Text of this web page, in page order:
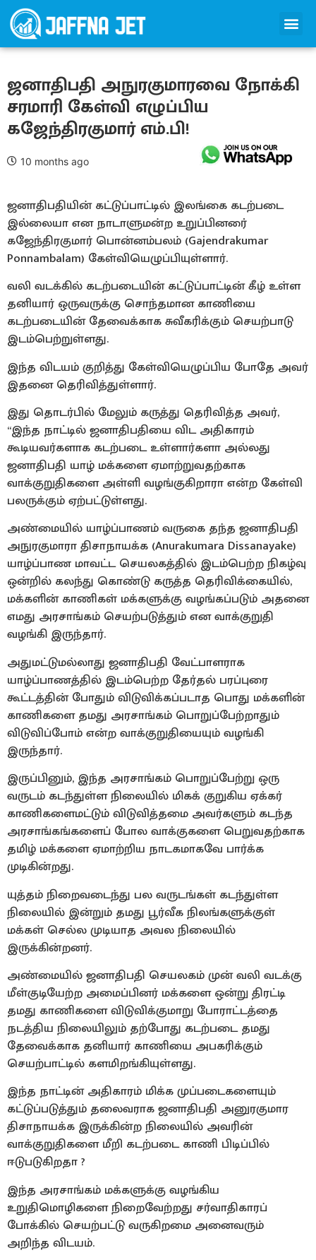
ஜனாதிபதி அநுரகுமாரவை நோக்கி
சரமாரி கேள்வி எழுப்பிய
கஜேந்திரகுமார் எம்.பி!
10 months ago
ஜனாதிபதியின் கட்டுப்பாட்டில் இலங்கை கடற்படை
இல்லையா என நாடாளுமன்ற உறுப்பினரை்
கஜேந்திரகுமார் பொன்னம்பலம் (Gajendrakumar
Ponnambalam) கேள்வியெழுப்பியுள்ளார்.
வலி வடக்கில் கடற்படையின் கட்டுப்பாட்டின் கீழ் உள்ள
தனியார் ஒருவருக்கு சொந்தமான காணியை
கடற்படையின் தேவைக்காக சுவீகரிக்கும் செயற்பாடு
இடம்பெற்றுள்ளது.
இந்த விடயம் குறித்து கேள்வியெழுப்பிய போதே அவர்
இதனை தெரிவித்துள்ளார்.
இது தொடர்பில் மேலும் கருத்து தெரிவித்த அவர்,
“இந்த நாட்டில் ஜனாதிபதியை விட அதிகாரம்
கூடியவர்களாக கடற்படை உள்ளார்களா அல்லது
ஜனாதிபதி யாழ் மக்களை ஏமாற்றுவதற்காக
வாக்குறுதிகளை அள்ளி வழங்குகிறாரா என்ற கேள்வி
பலருக்கும் ஏற்பட்டுள்ளது.
அண்மையில் யாழ்ப்பாணம் வருகை தந்த ஜனாதிபதி
அநுரகுமாரா திசாநாயக்க (Anurakumara Dissanayake)
யாழ்ப்பாண மாவட்ட செயலகத்தில் இடம்பெற்ற நிகழ்வு
ஒன்றில் கலந்து கொண்டு கருத்த தெரிவிக்கையில்,
மக்களின் காணிகள் மக்களுக்கு வழங்கப்படும் அதனை
எமது அரசாங்கம் செயற்படுத்தும் என வாக்குறுதி
வழங்கி இருந்தார்.
அதுமட்டுமல்லாது ஜனாதிபதி வேட்பாளராக
யாழ்ப்பாணத்தில் இடம்பெற்ற தேர்தல் பரப்புரை
கூட்டத்தின் போதும் விடுவிக்கப்படாத பொது மக்களின்
காணிகளை தமது அரசாங்கம் பொறுப்பேற்றாதும்
விடுவிப்போம் என்ற வாக்குறுதியையும் வழங்கி
இருந்தார்.
இருப்பினும், இந்த அரசாங்கம் பொறுப்பேற்று ஒரு
வருடம் கடந்துள்ள நிலையில் மிகக் குறுகிய ஏக்கர்
காணிகளைமட்டும் விடுவித்தமை அவர்களும் கடந்த
அரசாங்கங்களைப் போல வாக்குகளை பெறுவதற்காக
தமிழ் மக்களை ஏமாற்றிய நாடகமாகவே பார்க்க
முடிகின்றது.
யுத்தம் நிறைவடைந்து பல வருடங்கள் கடந்துள்ள
நிலையில் இன்றும் தமது பூர்வீக நிலங்களுக்குள்
மக்கள் செல்ல முடியாத அவல நிலையில்
இருக்கின்றனர்.
அண்மையில் ஜனாதிபதி செயலகம் முன் வலி வடக்கு
மீள்குடியேற்ற அமைப்பினர் மக்களை ஒன்று திரட்டி
தமது காணிகளை விடுவிக்குமாறு போராட்டத்தை
நடத்திய நிலையிலும் தற்போது கடற்படை தமது
தேவைக்காக தனியார் காணியை அபகரிக்கும்
செயற்பாட்டில் களமிறங்கியுள்ளது.
இந்த நாட்டின் அதிகாரம் மிக்க முப்படைகளையும்
கட்டுப்படுத்தும் தலைவராக ஜனாதிபதி அனுரகுமார
திசாநாயக்க இருக்கின்ற நிலையில் அவரின்
வாக்குறுதிகளை மீறி கடற்படை காணி பிடிப்பில்
ஈடுபடுகிறதா ?
இந்த அரசாங்கம் மக்களுக்கு வழங்கிய
உறுதிமொழிகளை நிறைவேற்றது சர்வாதிகாரப்
போக்கில் செயற்பட்டு வருகிறமை அனைவரும்
அறிந்த விடயம்.